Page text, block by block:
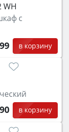
WH
с
в корзину
в корзину